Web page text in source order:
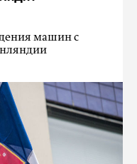
машин с